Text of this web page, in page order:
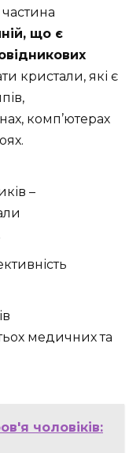
частина
що є
кристали, які є
комп’ютерах
–
медичних та
чоловіків: